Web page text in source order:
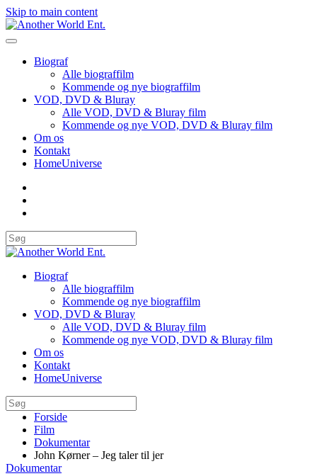
Skip to main content
Biograf
Alle biograffilm
Kommende og nye biograffilm
VOD, DVD & Bluray
Alle VOD, DVD & Bluray film
Kommende og nye VOD, DVD & Bluray film
Om os
Kontakt
HomeUniverse
Biograf
Alle biograffilm
Kommende og nye biograffilm
VOD, DVD & Bluray
Alle VOD, DVD & Bluray film
Kommende og nye VOD, DVD & Bluray film
Om os
Kontakt
HomeUniverse
Forside
Film
Dokumentar
John Kørner – Jeg taler til jer
Dokumentar